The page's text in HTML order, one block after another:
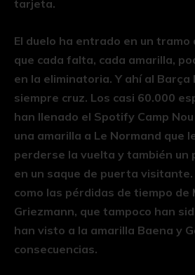
tarjeta.
El duelo ha entrado en un
que cada falta, cada amarilla,
en la eliminatoria. Y ahí al Barça
siempre cruz. Los casi 60.000
han llenado el Spotify Camp
una amarilla a Le Normand que
perderse la vuelta y también un
en un saque de puerta visitante.
como las pérdidas de tiempo de
Griezmann, que tampoco han
han visto a la amarilla Baena y
consecuencias.